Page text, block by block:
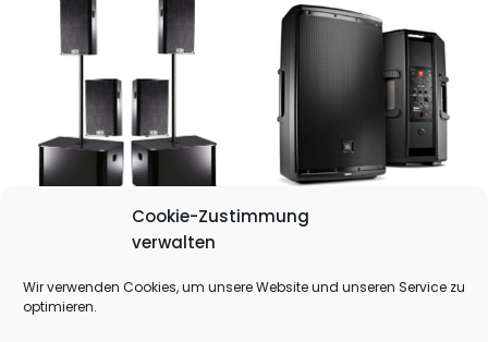
Cookie-Zustimmung
verwalten
Wir verwenden Cookies, um unsere Website und unseren Service zu
optimieren.
Tonanlage M
€120,00
Aktiver Lautsprecher
€35,00